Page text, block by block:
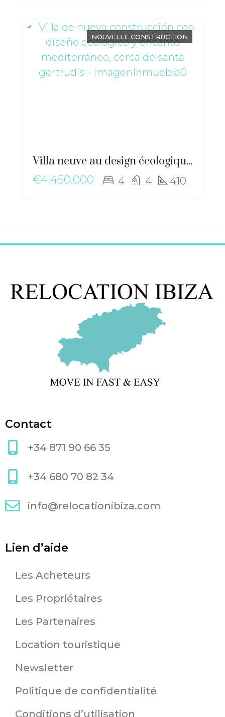
NOUVELLE CONSTRUCTION
Villa neuve au design écologique et au charme méditerranéen, proche de Santa Gertrudis – ma-2506
€4.450.000
4 4 410
Contact
+34 871 90 66 35
+34 680 70 82 34
info@relocationibiza.com
Lien d’aide
Les Acheteurs
Les Propriétaires
Les Partenaires
Location touristique
Newsletter
Politique de confidentialité
Conditions d’utilisation